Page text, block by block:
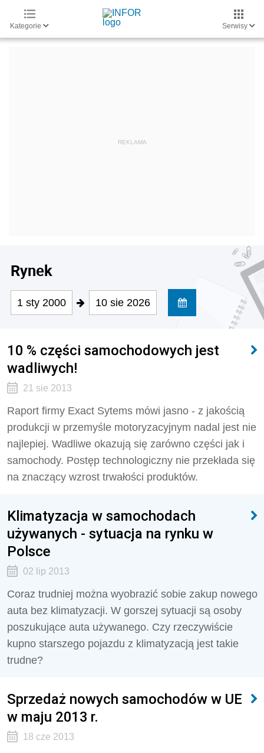
Kategorie Serwisy
Rynek
1 sty 2000 10 sie 2026
10 % części samochodowych jest
wadliwych!
21 sie 2013
Raport firmy Exact Sytems mówi jasno - z jakością
produkcji w przemyśle motoryzacyjnym nadal jest nie
najlepiej. Wadliwe okazują się zarówno części jak i
samochody. Postęp technologiczny nie przekłada się
na znaczący wzrost trwałości produktów.
Klimatyzacja w samochodach
używanych - sytuacja na rynku w
Polsce
02 lip 2013
Coraz trudniej można wyobrazić sobie zakup nowego
auta bez klimatyzacji. W gorszej sytuacji są osoby
poszukujące auta używanego. Czy rzeczywiście
kupno starszego pojazdu z klimatyzacją jest takie
trudne?
Sprzedaż nowych samochodów w UE
w maju 2013 r.
18 cze 2013